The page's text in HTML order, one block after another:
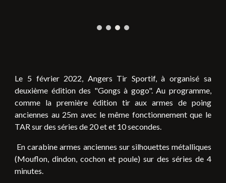
Le 5 février2022 , Angers Tir Sportif, à organisé sa
deuxième édition des "Gongs à gogo". Au programme,
comme la première éditiontir aux armes de poing
anciennes au 25m avec le même fonctionnement que le
TAR sur des séries de 20 et et 10 secondes.
En carabine armes anciennes sur silhouettes métalliques
(Mouflon, dindon, cochon et poule) sur des séries de 4
minutes.